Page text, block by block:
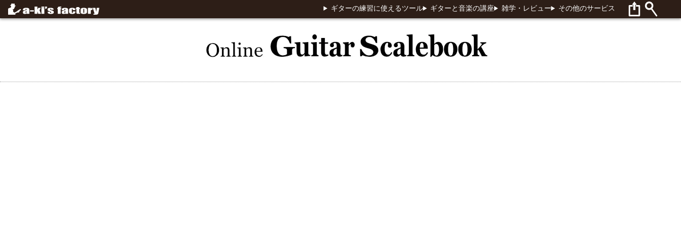
ギターの練習に使えるツール ギターと音楽の講座 雑学・レビュー その他のサービス